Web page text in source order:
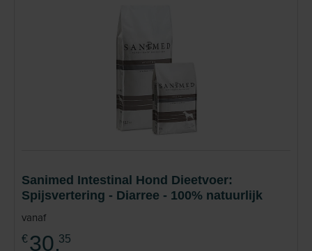
Sanimed Intestinal Hond Dieetvoer:
Spijsvertering - Diarree - 100% natuurlijk
vanaf
€ 30,35